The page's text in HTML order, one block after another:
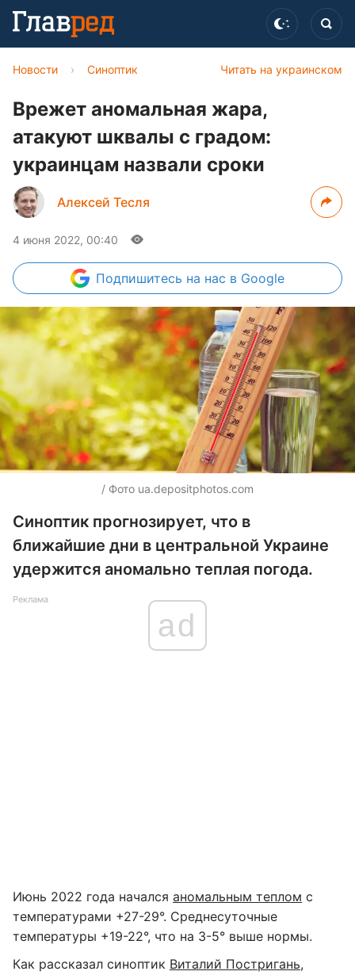
Читать на украинском
Новости › Синоптик
Врежет аномальная жара,
атакуют шквалы с градом:
украинцам назвали сроки
Алексей Тесля
4 июня 2022, 00:40
Подпишитесь на нас в Google
/ Фото ua.depositphotos.com
Синоптик прогнозирует, что в
ближайшие дни в центральной Украине
удержится аномально теплая погода.
Реклама
ad
Июнь 2022 года начался аномальным теплом с
температурами +27-29°. Среднесуточные
температуры +19-22°, что на 3-5° выше нормы.
Как рассказал синоптик Виталий Постригань,